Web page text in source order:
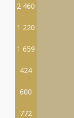
2 460
1 220
1 659
424
600
772